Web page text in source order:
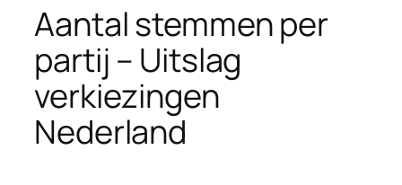
Aantal stemmen per
partij – Uitslag
verkiezingen
Nederland